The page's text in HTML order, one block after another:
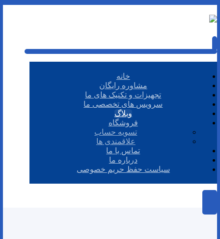
خانه
مشاوره رایگان
تجهیزات و تکنیک های ما
سرویس های تخصصی ما
وبلاگ
فروشگاه
تسویه حساب
علاقمندی ها
تماس با ما
درباره ما
سیاست حفظ حریم خصوصی